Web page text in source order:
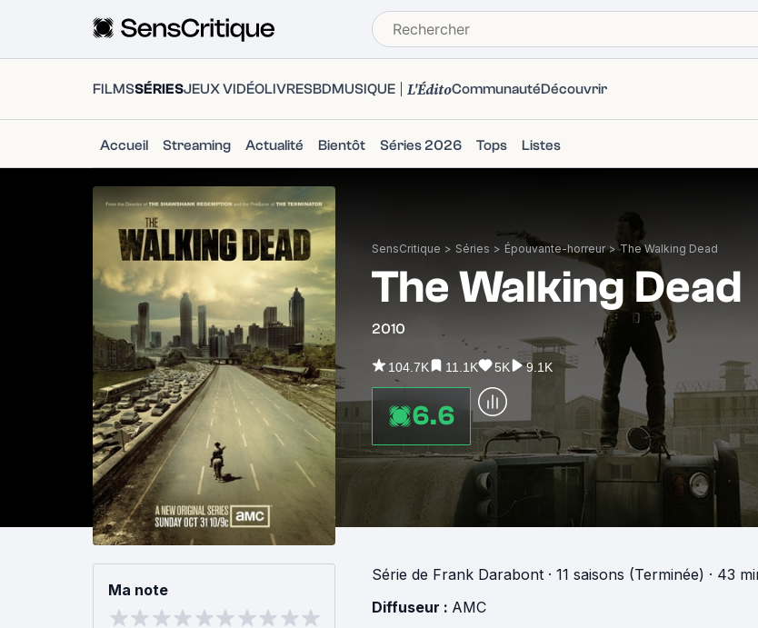
FILMSSÉRIESJEUX VIDÉOLIVRESBDMUSIQUE L'ÉditoCommunautéDécouvrir
Accueil Streaming Actualité Bientôt Séries 2026 Tops Listes
SensCritique > Séries > Épouvante-horreur > The Walking Dead
The Walking Dead
2010
104.7K 11.1K 5K 9.1K
6.6
Ma note
Série de Frank Darabont · 11 saisons (Terminée) · 43
Diffuseur : AMC